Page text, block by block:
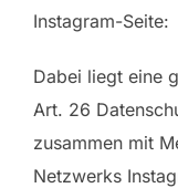
Instagram-Seite:
Dabei liegt eine
Art. 26
zusammen mit
Netzwerks